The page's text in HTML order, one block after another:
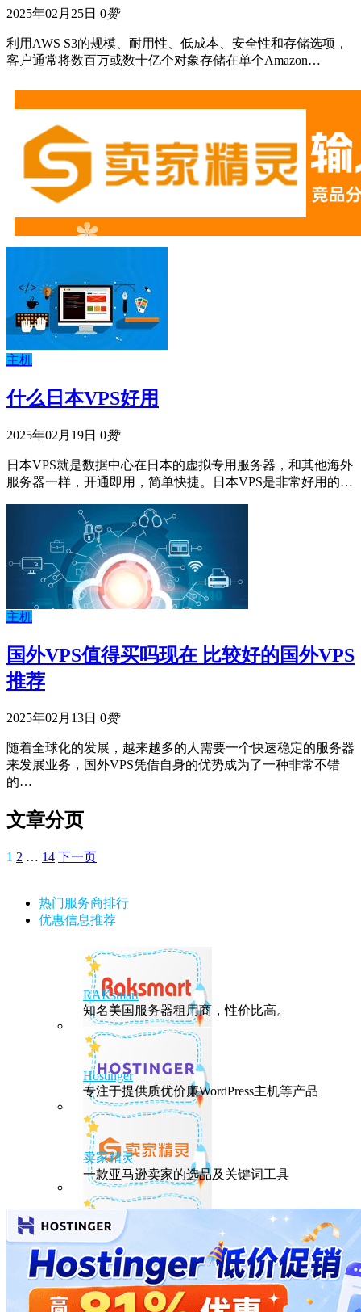
2025年02月25日 0赞
利用AWS S3的规模、耐用性、低成本、安全性和存储选项，
客户通常将数百万或数十亿个对象存储在单个Amazon…
主机
什么日本VPS好用
2025年02月19日 0赞
日本VPS就是数据中心在日本的虚拟专用服务器，和其他海外
服务器一样，开通即用，简单快捷。日本VPS是非常好用的…
主机
国外VPS值得买吗现在 比较好的国外VPS
推荐
2025年02月13日 0赞
随着全球化的发展，越来越多的人需要一个快速稳定的服务器
来发展业务，国外VPS凭借自身的优势成为了一种非常不错
的…
文章分页
1 2 … 14 下一页
热门服务商排行
优惠信息推荐
RAKsmart
知名美国服务器租用商，性价比高。
Hostinger
专注于提供质优价廉WordPress主机等产品
卖家精灵
一款亚马逊卖家的选品及关键词工具
HostEase
性能出众的高性价比美国主机，年付六折